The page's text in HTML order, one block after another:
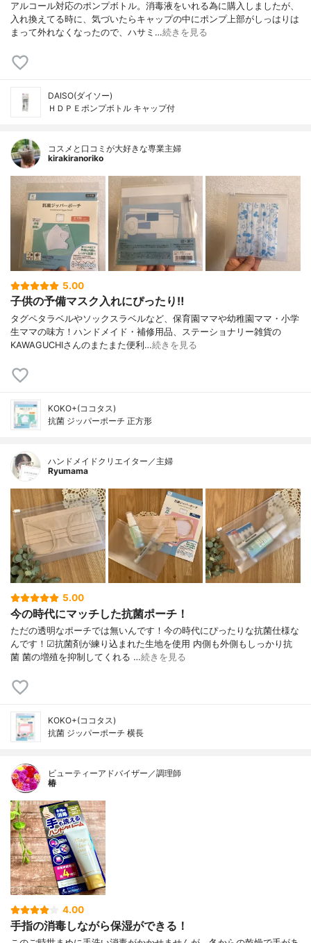
アルコール対応のポンプボトル。消毒液をいれる為に購入しましたが、
入れ換えてる時に、気づいたらキャップの中にポンプ上部がしっはりは
まって外れなくなったので、ハサミ…続きを見る
DAISO(ダイソー)
ＨＤＰＥポンプボトル キャップ付
コスメと口コミが大好きな専業主婦
kirakiranoriko
5.00
子供の予備マスク入れにぴったり‼
タグペタラベルやソックスラベルなど、保育園ママや幼稚園ママ・小学
生ママの味方！ハンドメイド・補修用品、ステーショナリー雑貨の
KAWAGUCHIさんのまたまた便利…続きを見る
KOKO+(ココタス)
抗菌 ジッパーポーチ 正方形
ハンドメイドクリエイター／主婦
Ryumama
5.00
今の時代にマッチした抗菌ポーチ！
ただの透明なポーチでは無いんです！今の時代にぴったりな抗菌仕様な
んです！☑︎抗菌剤が練り込まれた生地を使用 内側も外側もしっかり抗
菌 菌の増殖を抑制してくれる …続きを見る
KOKO+(ココタス)
抗菌 ジッパーポーチ 横長
ビューティーアドバイザー／調理師
椿
4.00
手指の消毒しながら保湿ができる！